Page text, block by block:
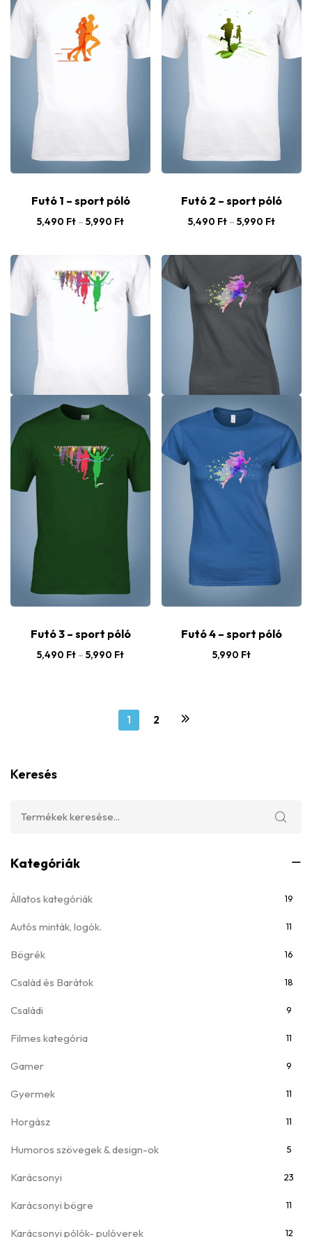
Futó 1 – sport póló
5,490 Ft – 5,990 Ft
Futó 2 – sport póló
5,490 Ft – 5,990 Ft
Futó 3 – sport póló
5,490 Ft – 5,990 Ft
Futó 4 – sport póló
5,990 Ft
1 2
Keresés
Kategóriák
Állatos kategóriák 19
Autós minták, logók. 11
Bögrék 16
Család és Barátok 18
Családi 9
Filmes kategória 11
Gamer 9
Gyermek 11
Horgász 11
Humoros szövegek & design-ok 5
Karácsonyi 23
Karácsonyi bögre 11
Karácsonyi pólók- pulóverek 12